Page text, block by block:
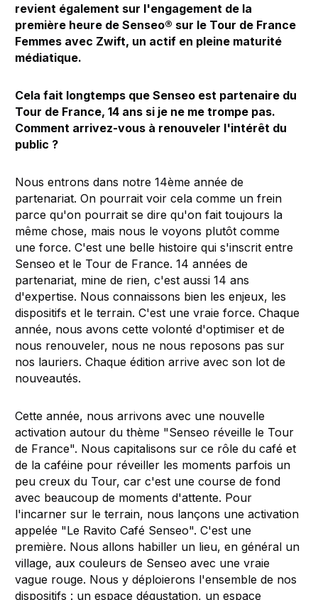
revient également sur l'engagement de la
première heure de Senseo® sur le Tour de France
Femmes avec Zwift, un actif en pleine maturité
médiatique.
Cela fait longtemps que Senseo est partenaire du
Tour de France, 14 ans si je ne me trompe pas.
Comment arrivez-vous à renouveler l'intérêt du
public ?
Nous entrons dans notre 14ème année de
partenariat. On pourrait voir cela comme un frein
parce qu'on pourrait se dire qu'on fait toujours la
même chose, mais nous le voyons plutôt comme
une force. C'est une belle histoire qui s'inscrit entre
Senseo et le Tour de France. 14 années de
partenariat, mine de rien, c'est aussi 14 ans
d'expertise. Nous connaissons bien les enjeux, les
dispositifs et le terrain. C'est une vraie force. Chaque
année, nous avons cette volonté d'optimiser et de
nous renouveler, nous ne nous reposons pas sur
nos lauriers. Chaque édition arrive avec son lot de
nouveautés.
Cette année, nous arrivons avec une nouvelle
activation autour du thème "Senseo réveille le Tour
de France". Nous capitalisons sur ce rôle du café et
de la caféine pour réveiller les moments parfois un
peu creux du Tour, car c'est une course de fond
avec beaucoup de moments d'attente. Pour
l'incarner sur le terrain, nous lançons une activation
appelée "Le Ravito Café Senseo". C'est une
première. Nous allons habiller un lieu, en général un
village, aux couleurs de Senseo avec une vraie
vague rouge. Nous y déploierons l'ensemble de nos
dispositifs : un espace dégustation, un espace